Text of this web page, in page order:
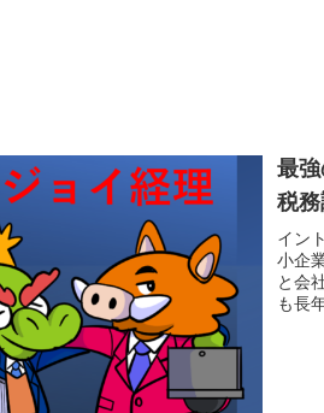
最
税
イン
小企
と会
も長